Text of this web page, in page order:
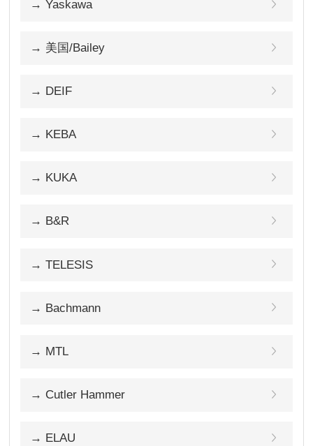
→ Yaskawa
→ 美国/Bailey
→ DEIF
→ KEBA
→ KUKA
→ B&R
→ TELESIS
→ Bachmann
→ MTL
→ Cutler Hammer
→ ELAU